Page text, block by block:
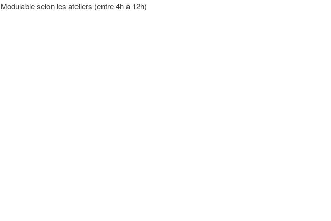
Modulable selon les ateliers (entre 4h à 12h)